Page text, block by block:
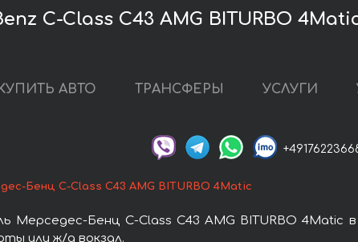
C-Class C43 AMG BITURBO
АВТО ТРАНСФЕРЫ УСЛУГИ
Бенц C-Class C43 AMG BITURBO 4Matic
Мерседес-Бенц C-Class C43 AMG BITURBO
или ж/д вокзал.